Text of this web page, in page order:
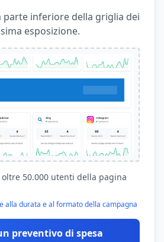
parte inferiore della griglia dei
esposizione.
50.000 utenti della pagina
alla durata e al formato della campagna
preventivo di spesa